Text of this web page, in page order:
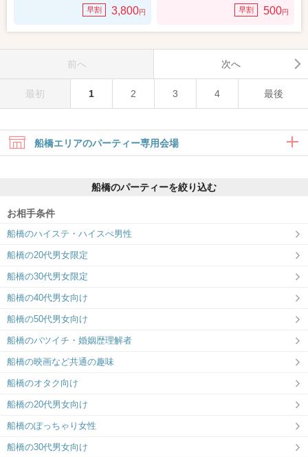
早割 3,800円 早割 500円
前へ 次へ
最初 1 2 3 4 最後
船橋エリアのパーティー専用会場
都心からのアクセスも良い人気都市、船
橋で出会う。
船橋のパーティーを絞り込む
お相手条件
船橋のハイステ・ハイスぺ男性
船橋の20代男女限定
船橋の30代男女限定
船橋の40代男女向け
船橋の50代男女向け
船橋のバツイチ・婚姻歴理解者
船橋の映画など共通の趣味
船橋のオタク向け
船橋の20代男女向け
船橋のぽっちゃり女性
船橋の30代男女向け